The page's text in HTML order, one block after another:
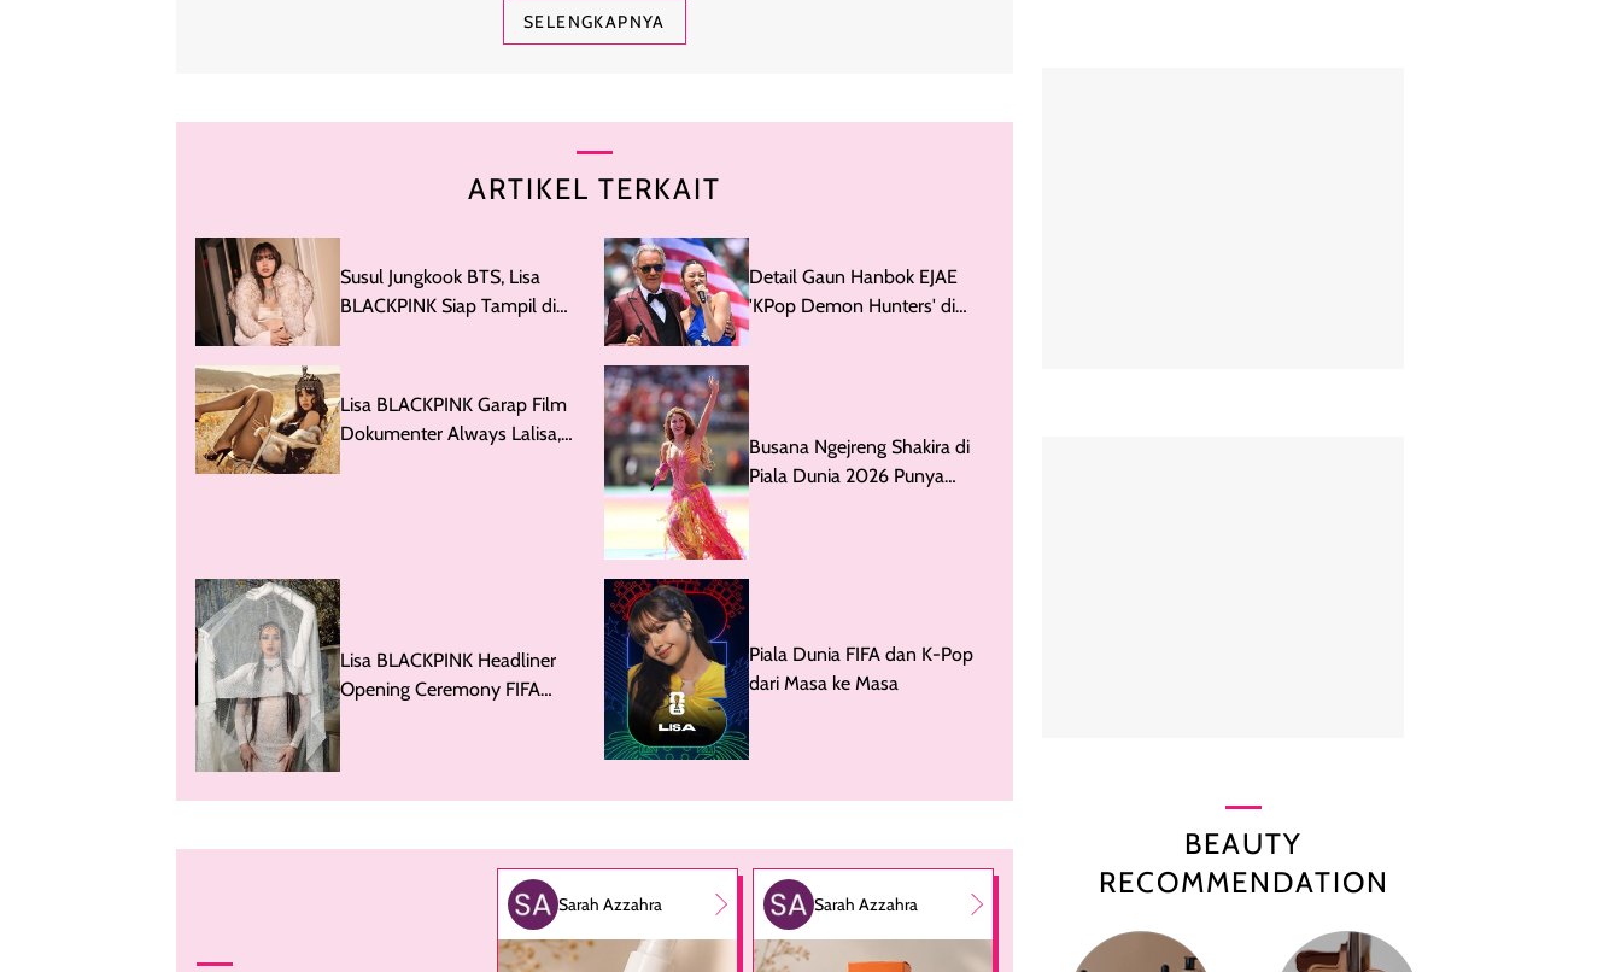
SELENGKAPNYA
ARTIKEL TERKAIT
Susul Jungkook BTS, Lisa
BLACKPINK Siap Tampil di
Detail Gaun Hanbok EJAE
'KPop Demon Hunters' di
Lisa BLACKPINK Garap Film
Dokumenter Always Lalisa,
Busana Ngejreng Shakira di
Piala Dunia 2026 Punya
Lisa BLACKPINK Headliner
Opening Ceremony FIFA
Piala Dunia FIFA dan K-Pop
dari Masa ke Masa
Sarah Azzahra Sarah Azzahra
BEAUTY
RECOMMENDATION